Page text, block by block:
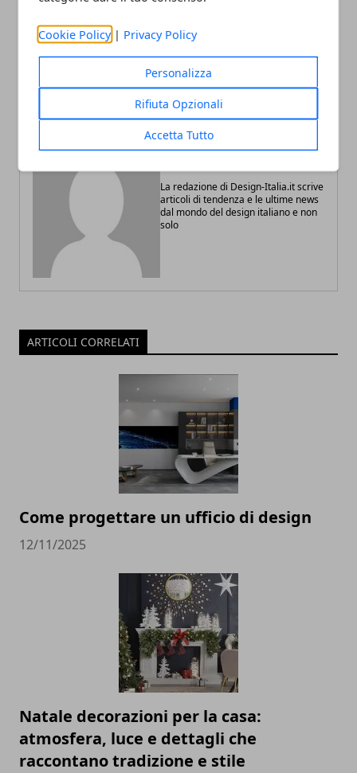
Cookie Policy | Privacy Policy
Personalizza
Rifiuta Opzionali
Accetta Tutto
Articolo Precedente
La redazione di Design-Italia.it scrive
articoli di tendenza e le ultime news
dal mondo del design italiano e non
solo
ARTICOLI CORRELATI
Come progettare un ufficio di design
12/11/2025
Natale decorazioni per la casa:
atmosfera, luce e dettagli che
raccontano tradizione e stile